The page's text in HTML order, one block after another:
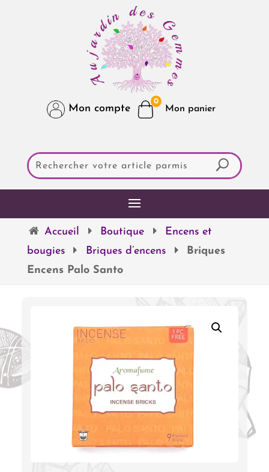
Mon compte
0
Accueil Boutique
Encens et
bougies
Briques d’encens
Briques
Encens Palo Santo